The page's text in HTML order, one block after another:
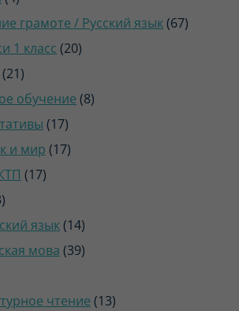
товара
грамоте / Русский язык 6767
1 класс 2020
2121
товар
обучение 88
1717
товаров
и мир 1717
1717
253
товараязык 1414
товаров
мова 3939
чтение 1313